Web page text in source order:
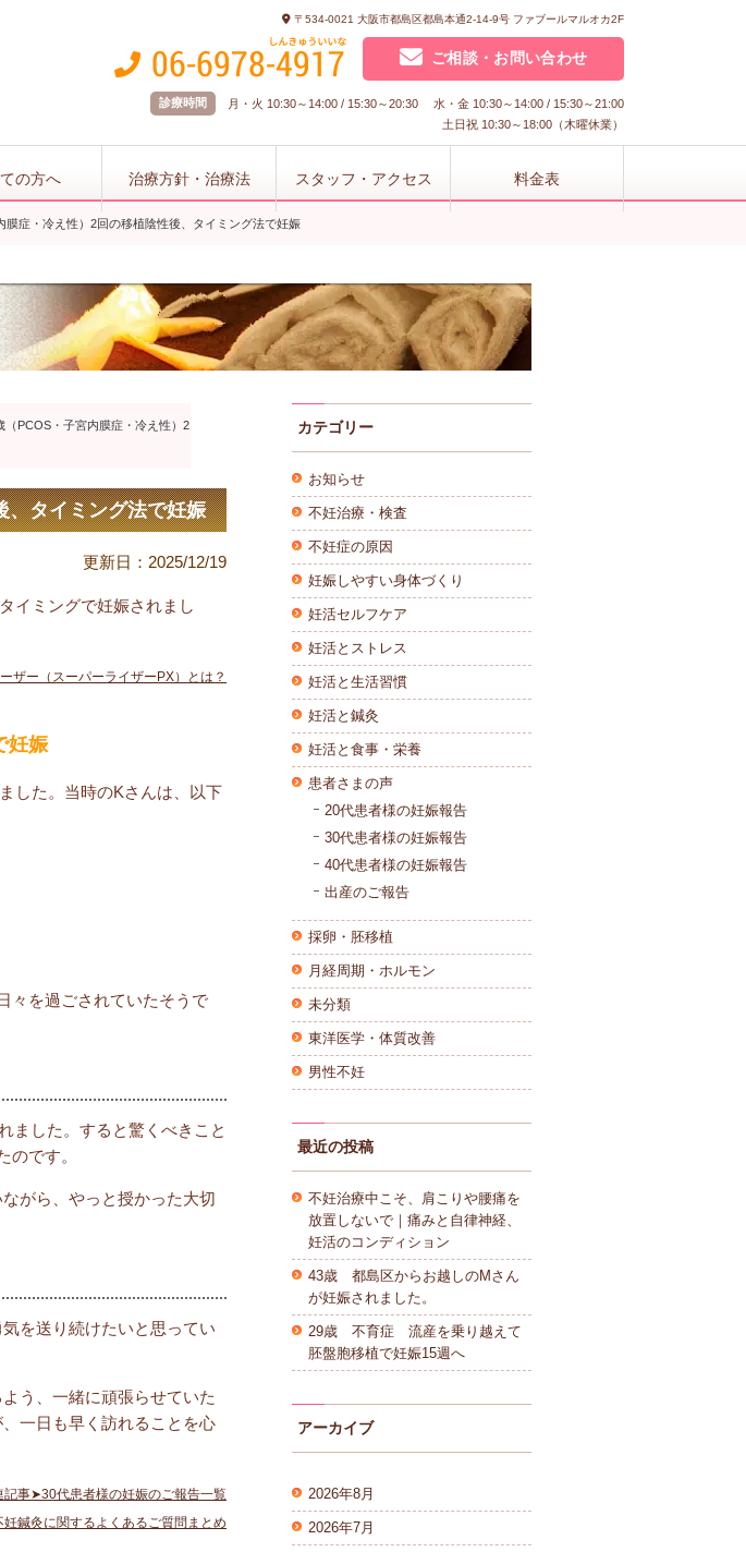
〒534-0021 大阪市都島区都島本通2-14-9号 ファブールマルオカ2F
ご相談・お問い合わせ
診療時間
月・火 10:30～14:00 / 15:30～20:30 水・金 10:30～14:00 / 15:30～21:00
土日祝 10:30～18:00（木曜休業）
の方へ 治療方針・治療法 スタッフ・アクセス 料金表
膜症・冷え性）2回の移植陰性後、タイミング法で妊娠
（PCOS・子宮内膜症・冷え性）2
、タイミング法で妊娠
更新日： 2025/12/19
イミングで妊娠されまし
ザー（スーパーライザーPX）とは？
妊娠
した。当時のKさんは、以下
々を過ごされていたそうで
ました。すると驚くべきこと
です。
がら、やっと授かった大切
を送り続けたいと思ってい
う、一緒に頑張らせていた
一日も早く訪れることを心
記事➤30代患者様の妊娠のご報告一覧
鍼灸に関するよくあるご質問まとめ
カテゴリー
お知らせ
不妊治療・検査
不妊症の原因
妊娠しやすい身体づくり
妊活セルフケア
妊活とストレス
妊活と生活習慣
妊活と鍼灸
妊活と食事・栄養
患者さまの声
20代患者様の妊娠報告
30代患者様の妊娠報告
40代患者様の妊娠報告
出産のご報告
採卵・胚移植
月経周期・ホルモン
未分類
東洋医学・体質改善
男性不妊
最近の投稿
不妊治療中こそ、肩こりや腰痛を
放置しないで｜痛みと自律神経、
妊活のコンディション
43歳 都島区からお越しのMさん
が妊娠されました。
29歳 不育症 流産を乗り越えて
胚盤胞移植で妊娠15週へ
アーカイブ
2026年8月
2026年7月